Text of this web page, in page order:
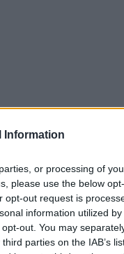
Information
or processing of
please use the below
opt-out request is
information utilized
out. You may
parties on the IAB’s
και είναι ο
Αυτή τη φορά ο
tips κατά τη
Ποια είναι τα πιο
λογαριασμό του στο